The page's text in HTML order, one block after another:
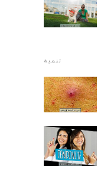
تنمية